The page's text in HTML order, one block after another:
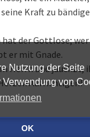
Nutzung der Seite
Verwendung von
OK
Kraft zu
hat der Gottlose;
er mit Gnade.
Herrn und jauchzt,
Aufrichtigen!